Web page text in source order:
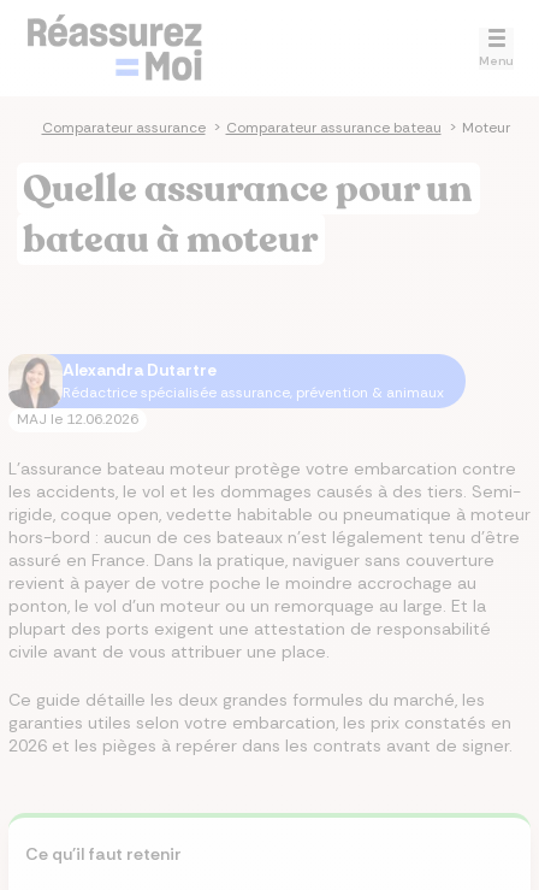
Menu
Comparateur assurance > Comparateur assurance bateau > Moteur
Quelle assurance pour un
bateau à moteur
Alexandra Dutartre
Rédactrice spécialisée assurance, prévention & animaux
MAJ le 12.06.2026
L’assurance bateau moteur protège votre embarcation contre
les accidents, le vol et les dommages causés à des tiers. Semi-
rigide, coque open, vedette habitable ou pneumatique à moteur
hors-bord : aucun de ces bateaux n'est légalement tenu d'être
assuré en France. Dans la pratique, naviguer sans couverture
revient à payer de votre poche le moindre accrochage au
ponton, le vol d'un moteur ou un remorquage au large. Et la
plupart des ports exigent une attestation de responsabilité
civile avant de vous attribuer une place.
Ce guide détaille les deux grandes formules du marché, les
garanties utiles selon votre embarcation, les prix constatés en
2026 et les pièges à repérer dans les contrats avant de signer.
Ce qu'il faut retenir